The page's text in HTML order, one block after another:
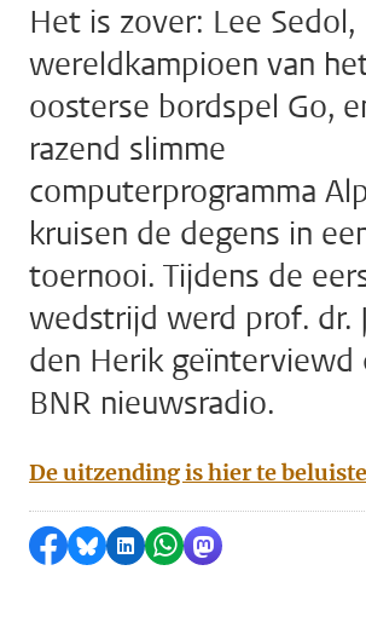
Het is zover: Lee Sedol,
wereldkampioen van
oosterse bordspel Go,
razend slimme
computerprogramma
kruisen de degens in
toernooi. Tijdens de
wedstrijd werd prof. dr.
den Herik geïnterviewd
BNR nieuwsradio.
De uitzending is hier te
Delen op Facebook
Delen via Bluesky
Delen op LinkedIn
Delen via WhatsApp
Delen via